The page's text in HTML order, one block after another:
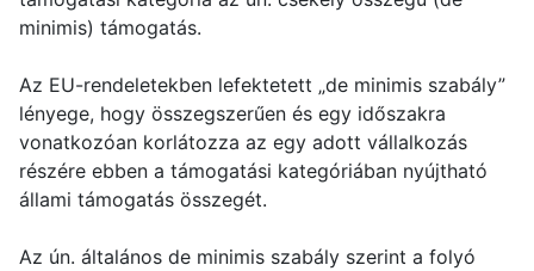
minimis) támogatás.
Az EU-rendeletekben lefektetett „de minimis szabály”
lényege, hogy összegszerűen és egy időszakra
vonatkozóan korlátozza az egy adott vállalkozás
részére ebben a támogatási kategóriában nyújtható
állami támogatás összegét.
Az ún. általános de minimis szabály szerint a folyó